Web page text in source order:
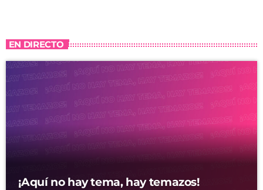
EN DIRECTO
¡Aquí no hay tema, hay temazos!